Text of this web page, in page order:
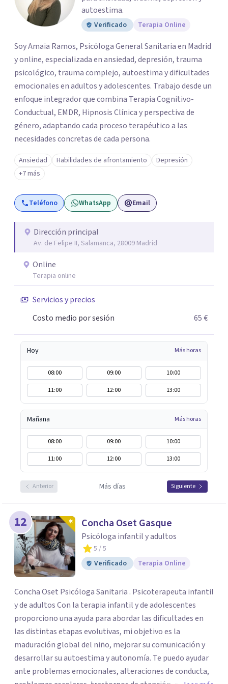
autoestima.
Verificado Terapia Online
Soy Amaia Ramos, Psicóloga General Sanitaria en Madrid
y online, especializada en ansiedad, depresión, trauma
psicológico, trauma complejo, autoestima y dificultades
emocionales en adultos y adolescentes. Trabajo desde un
enfoque integrador que combina Terapia Cognitivo-
Conductual, EMDR, Hipnosis Clínica y perspectiva de
género, adaptando cada proceso terapéutico a las
necesidades concretas de cada persona.
Ansiedad Habilidades de afrontamiento
Depresión
+7 más
Teléfono WhatsApp Email
Dirección principal
Av. de Felipe II, Salamanca, 28009 Madrid
Online
Terapia online
Servicios y precios
Costo medio por sesión
65 €
Hoy Más horas
08:00 09:00
10:00
11:00
12:00 13:00
Mañana Más horas
08:00 09:00
10:00
11:00
12:00 13:00
Anterior Más días Siguiente
12 Concha Oset Gasque
Psicóloga infantil y adultos
5 / 5
Verificado
Terapia Online
Concha Oset Psicóloga Sanitaria . Psicoterapeuta infantil
y de adultos Con la terapia infantil y de adolescentes
proporciono una ayuda para abordar las dificultades en
las distintas etapas evolutivas, mi objetivo es la
maduración global del niño, mejorar su comunicación y
desarrollar su autoestima y autonomía. Te puedo ayudar
ante problemas emocionales, alteraciones de conducta,